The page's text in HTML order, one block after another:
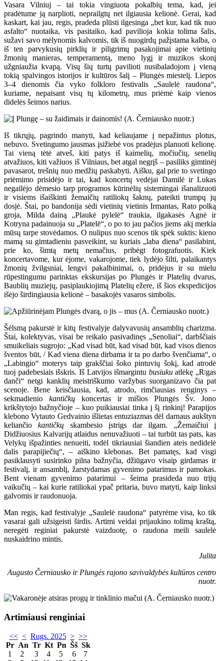
Vasara Vilniuj – tai tokia vingiuota pokalbių tema, kad, jei
pradėtume ją narplioti, neprailgtų net ilgiausia kelionė. Gerai, kad
kaskart, kai jau, regis, pradeda plūsti ilgesinga „bet kur, kad tik nuo
asfalto“ nuotaika, vis pasitaiko, kad pavilioja kokia tolima šalis,
sužavi savo mėlynomis kalvomis, tik iš nuogirdų pažįstama kalba, o
iš ten parvykusių pirklių ir piligrimų pasakojimai apie vietinių
žmonių manieras, temperamentą, meno lygį ir muzikos skonį
užgniaužia kvapą. Visų šių turtų pavilioti nusibaladojom į vieną
tokią spalvingos istorijos ir kultūros šalį – Plungės miestelį. Liepos
3–4 dienomis čia vyko folkloro festivalis „Saulelė raudona“,
kuriame, nepaisant visų tų kilometrų, mus priėmė kaip vienos
didelės šeimos narius.
Iš tikrųjų, pagrindo manyti, kad keliaujame į nepažintus plotus,
nebuvo. Svetingumo jausmas įsižiebė vos pradėjus planuoti kelionę.
Tai vieną tėtė atveš, kiti patys iš kaimelių, močiučių, senelių
atvažiuos, kiti važiuos iš Vilniaus, bet atgal negrįš – pasiliks gimtinėj
pavasarot, trešnių nuo medžių paskabyti. Aišku, gal prie to svetingo
priėmimo prisidėjo ir tai, kad koncertų vedėjai Damilė ir Lukas
negailėjo dėmesio tarp programos kūrinėlių sistemingai išanalizuoti
ir visiems išaiškinti žemaičių ratiliokų šaknų, pateikti trumpų jų
dosjė. Štai, po bandonija sėdi vietinių vietinis Irmantas, Rato polką
groja, Milda dainą „Plaukė pylelė“ traukia, ilgakasės Agnė ir
Kotryna padainuoja su „Platelē“, o po to jau pačios jiems akį merkia
mūsų tarpe stovėdamos. O nulipus nuo scenos tik spėk suktis: kieno
mamą su gimtadieniu pasveikint, su kuriais „laba diena“ pasilabint,
prie ko, šimtą metų nemačius, pribėgt fotografuotis. Kiek
koncertavome, kur ėjome, vakarojome, tiek lydėjo šilti, palaikantys
žmonių žvilgsniai, lengvi pakalbinimai, o, pridėjus ir su mielu
rūpestingumu parinktas ekskursijas po Plungės ir Platelių dvarus,
Baublių muziejų, pasiplaukiojimą Platelių ežere, iš šios ekspedicijos
išėjo širdingiausia kelionė – basakojės vasaros simbolis.
Šėlsmą pakurstė ir kitų festivalyje dalyvavusių ansamblių charizma.
Štai, kolektyvas, visai be reikalo pasivadinęs „Senoliai“, darbščiais
smuikeliais sugrojo: „Kad visad būt, kad visad būt, kad visos dienos
šventos būt, / Kad viena diena dirbama ir ta po darbo švenčiama“, o
„Labingio“ moterys taip grakščiai šoko pintuvių šokį, kad atrodė
tuoj padebesiais išskris. Iš Latvijos išmargintu busiukuatlėkę „Rīgas
danči“ netgi kanklių meistriškumo varžybas suorganizavo čia pat
scenoje. Bene keisčiausia, kad, atrodo, rimčiausias renginys –
sekmadienio kantičkų koncertas ir mišios Plungės Šv. Jono
krikštytojo bažnyčioje – kuo puikiausiai tinka į šį rinkinį! Parapijos
klebono Vytauto Gedvainio išlietas entuziazmas dėl darnaus aukštyn
keliančiokantičkų skambesio įstrigs dar ilgam. „Žemaičiui į
Didžiuosius Kalvarijų atlaidus nenuvažiuoti – tai turbūt tas pats, kas
Velykų išpažinties nenueiti, todėl tikriausiai šiandien ateis nedidelė
dalis parapijiečių“, – aiškino klebonas. Bet pamatęs, kad visgi
pasiklausyti susirinko pilna bažnyčia, džiūgavo visaip girdamas ir
festivalį, ir ansamblį, žarstydamas gyvenimo patarimus ir pamokas.
Bent vienam gyvenimo patarimui – šeima prasideda nuo trijų
vaikučių – kai kurie ratiliokai ypač pritaria, buvo matyti, kaip linksi
galvomis ir raudonuoja.
Man regis, kad festivalyje „Saulelė raudona“ patyrėme visa, ko tik
vasarai gali užsigeisti širdis. Artimi veidai prijaukino tolimą kraštą,
neregėti reginiai pakurstė vaizduotę, o raudona meili saulelė
nuskaidrino mintis.
Julita
Augusto Černiausko ir Plungės rajono savivaldybės kultūros centro
nuotr.
Artimiausi renginiai
<< < Rugs. 2025 > >>
Pr An Tr Kt Pn Šš Sk
1
2 3 4 5 6
7